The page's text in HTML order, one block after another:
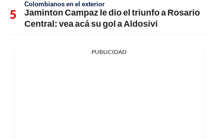
Colombianos en el exterior
Jaminton Campaz le dio el triunfo a Rosario
Central: vea acá su gol a Aldosivi
PUBLICIDAD